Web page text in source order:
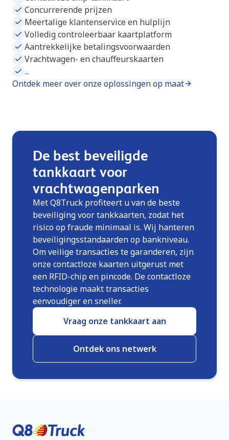
Concurrerende prijzen
Meertalige klantenservice en hulplijn
Volledig controleerbaar kaartplatform
Aantrekkelijke betalingsvoorwaarden
Vrachtwagen- en chauffeurskaarten
...
Ontdek meer over onze oplossingen op maat
De best beveiligde
tankkaart voor
vrachtwagenparken
Met Q8Truck profiteert u van de beste
beveiliging voor tankkaarten, zodat het
risico op fraude minimaal is. Wij hanteren
beveiligingsstandaarden op bankniveau.
Om veilige transacties te garanderen, zijn
onze contactloze kaarten uitgerust met
een RFID-chip en pincode. De contactloze
technologie maakt transacties
eenvoudiger en sneller.
Vraag onze tankkaart aan
Ontdek ons netwerk